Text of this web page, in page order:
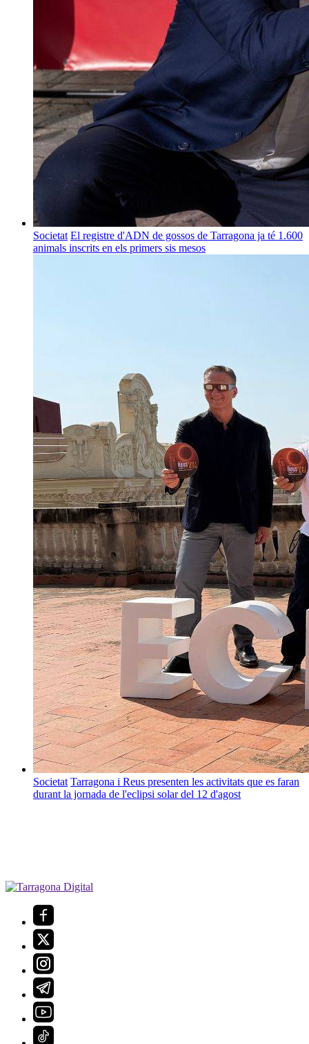
Societat El registre d'ADN de gossos de Tarragona ja té 1.600
animals inscrits en els primers sis mesos
Societat Tarragona i Reus presenten les activitats que es faran
durant la jornada de l'eclipsi solar del 12 d'agost